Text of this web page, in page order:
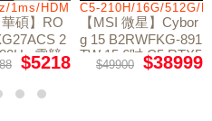
1ms/HDMI/DP/IPS/Type-C
華碩】RO
2
電競
$5218
C5-210H/16G/512G/
【MSI 微星】Cybor
g 15 B2RWFKG-891
TW 15.6吋 C5 RTX5
060 電競筆電
$49900 $38999